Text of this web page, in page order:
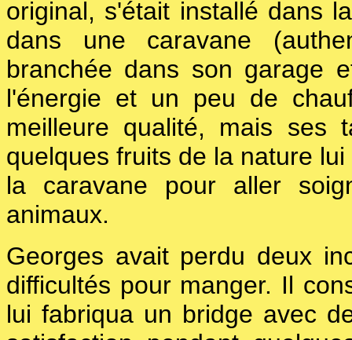
original, s'était installé dans
dans une caravane
branchée dans son garage
l'énergie et un peu de
meilleure qualité, mais ses
quelques fruits de la nature
la caravane pour aller
animaux.
Georges avait perdu deux
difficultés pour manger. Il
lui fabriqua un bridge avec